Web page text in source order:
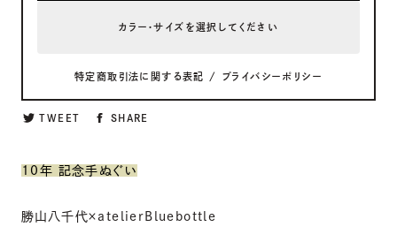
TWEET SHARE
カラー・サイズを選択してください
特定商取引法に関する表記 / プライバシーポリシー
10年 記念手ぬぐい
勝山八千代×atelierBluebottle